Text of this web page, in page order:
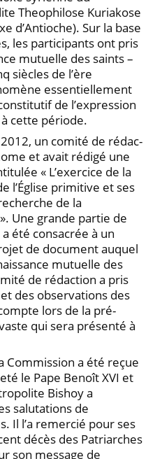
Theophilose Kuriakose
d’Antioche). Sur la base
les participants ont pris
mutuelle des saints –
siècles de l’ère
essen­tiellement
de l’expression
cette période.
un comité de rédac­
et avait rédigé une
« L’exercice de la
l’Église primitive et ses
de la
Une grande partie de
été consacrée à un
de document auquel
mutuelle des
de rédaction a pris
des observa­tions des
lors de la pré­
qui sera présenté à
Commission a été reçue
le Pape Benoît XVI et
Bishoy a
salutations de
Il l’a remercié pour ses
décès des Patriarches
son message de